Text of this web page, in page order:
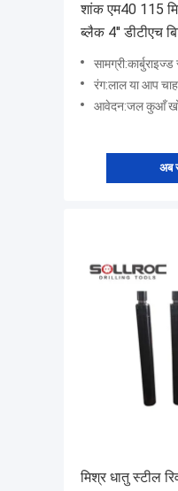
शांक एम40 115
ब्लैक 4'' डीटीएच
रंग:लाल या आप
आवेदन:जल कुआँ
अब
मिश्र धातु स्टील